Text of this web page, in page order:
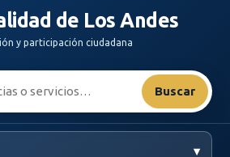
de Los Andes
y participación ciudadana
Buscar
▾